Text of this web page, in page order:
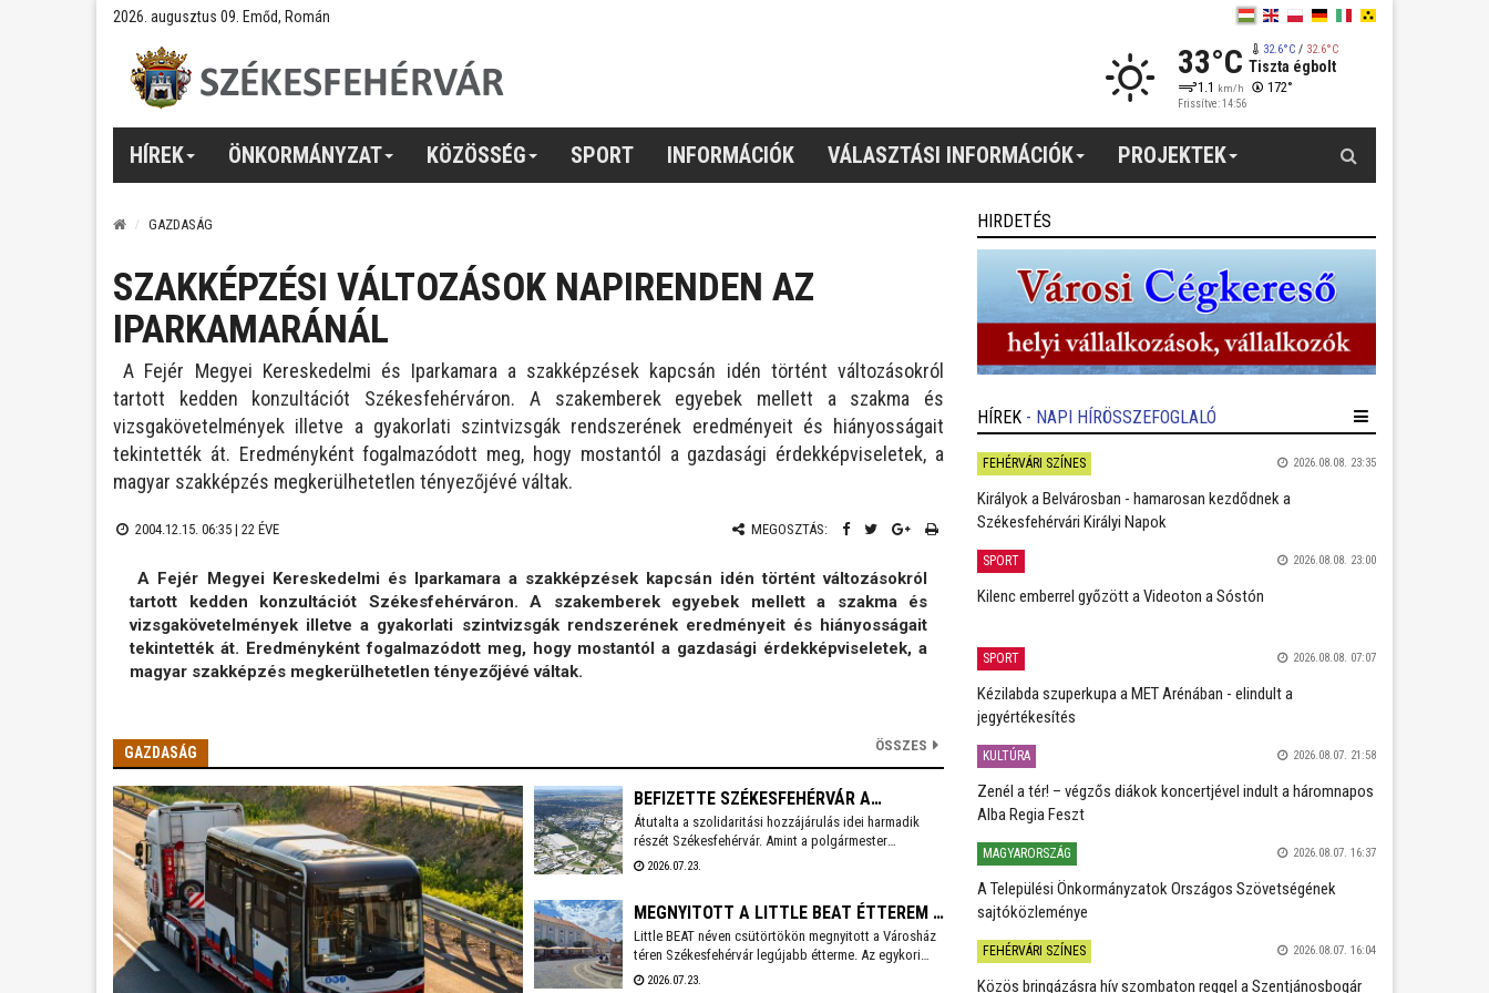
2026. augusztus 09. Emőd, Román
33°C 32.6°C/ 32.6°C
Tiszta égbolt
1.1 km/h 172°
Frissítve: 14:56
HÍREK ÖNKORMÁNYZAT KÖZÖSSÉG SPORT INFORMÁCIÓK VÁLASZTÁSI INFORMÁCIÓK PROJEKTEK
GAZDASÁG
SZAKKÉPZÉSI VÁLTOZÁSOK NAPIRENDEN AZ
IPARKAMARÁNÁL
A Fejér Megyei Kereskedelmi és Iparkamara a szakképzések kapcsán idén történt változásokról
tartott kedden konzultációt Székesfehérváron. A szakemberek egyebek mellett a szakma és
vizsgakövetelmények illetve a gyakorlati szintvizsgák rendszerének eredményeit és hiányosságait
tekintették át. Eredményként fogalmazódott meg, hogy mostantól a gazdasági érdekképviseletek, a
magyar szakképzés megkerülhetetlen tényezőjévé váltak.
2004.12.15. 06:35 | 22 ÉVE MEGOSZTÁS:
A Fejér Megyei Kereskedelmi és Iparkamara a szakképzések kapcsán idén történt változásokról
tartott kedden konzultációt Székesfehérváron. A szakemberek egyebek mellett a szakma és
vizsgakövetelmények illetve a gyakorlati szintvizsgák rendszerének eredményeit és hiányosságait
tekintették át. Eredményként fogalmazódott meg, hogy mostantól a gazdasági érdekképviseletek, a
magyar szakképzés megkerülhetetlen tényezőjévé váltak.
GAZDASÁG ÖSSZES
BEFIZETTE SZÉKESFEHÉRVÁR A
SZOLIDARITÁSI HOZZÁJÁRULÁS
AKTUÁLIS RÉSZLETÉT
Átutalta a szolidaritási hozzájárulás idei harmadik
részét Székesfehérvár. Amint a polgármester
Facebook bejegyzésből kiderül, idén még 3,6 milliárd
2026.07.23.
MEGNYITOTT A LITTLE BEAT ÉTTEREM A
VÁROSHÁZ TÉREN
Little BEAT néven csütörtökön megnyitott a Városház
téren Székesfehérvár legújabb étterme. Az egykori
Bierbauer-ház helyén 2010 óta a Pátria étterem
2026.07.23.
HIRDETÉS
HÍREK - NAPI HÍRÖSSZEFOGLALÓ
FEHÉRVÁRI SZÍNES 2026.08.08. 23:35
Királyok a Belvárosban - hamarosan kezdődnek a
Székesfehérvári Királyi Napok
SPORT 2026.08.08. 23:00
Kilenc emberrel győzött a Videoton a Sóstón
SPORT 2026.08.08. 07:07
Kézilabda szuperkupa a MET Arénában - elindult a
jegyértékesítés
KULTÚRA 2026.08.07. 21:58
Zenél a tér! – végzős diákok koncertjével indult a háromnapos
Alba Regia Feszt
MAGYARORSZÁG 2026.08.07. 16:37
A Települési Önkormányzatok Országos Szövetségének
sajtóközleménye
FEHÉRVÁRI SZÍNES 2026.08.07. 16:04
Közös bringázásra hív szombaton reggel a Szentjánosbogár